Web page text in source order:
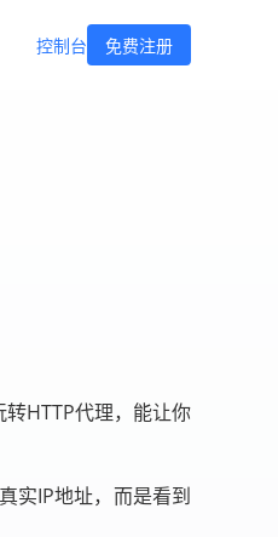
控制台 免费注册
HTTP代理，能让你
实IP地址，而是看到